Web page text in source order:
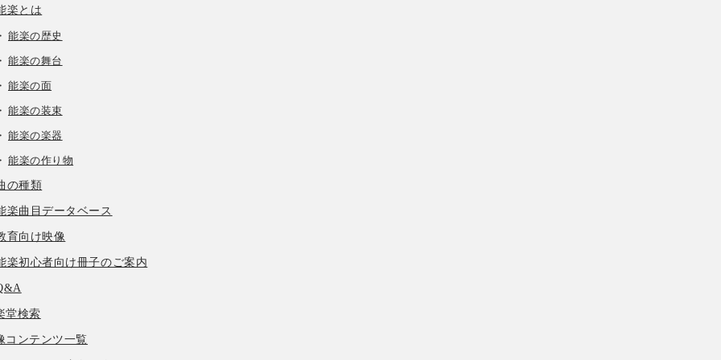
楽とは
能楽の歴史
能楽の舞台
能楽の面
能楽の装束
能楽の楽器
能楽の作り物
の種類
楽曲目データベース
育向け映像
楽初心者向け冊子のご案内
堂検索
コンテンツ一覧